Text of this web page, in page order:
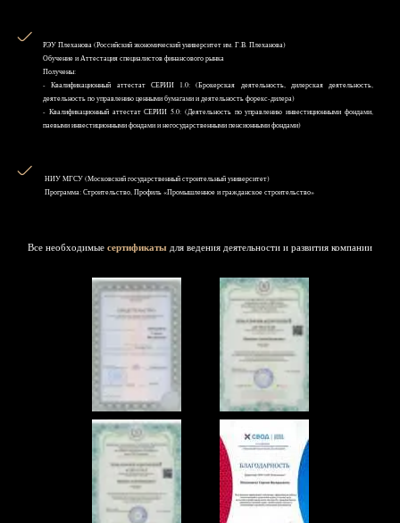
РЭУ Плеханова (Российский экономический университет им. Г.В. Плеханова)
Обучение и Аттестация специалистов финансового рынка
Получены:
- Квалификационный аттестат СЕРИИ 1.0: (Брокерская деятельность, дилерская деятельность,
деятельность по управлению ценными бумагами и деятельность форекс-дилера)
- Квалификационный аттестат СЕРИИ 5.0: (Деятельность по управлению инвестиционными фондами,
паевыми инвестиционными фондами и негосударственными пенсионными фондами)
НИУ MГСУ (Московский государственный строительный университет)
Программа: Строительство, Профиль «Промышленное и гражданское строительство»
Все необходимые сертификаты для ведения деятельности и развития компании